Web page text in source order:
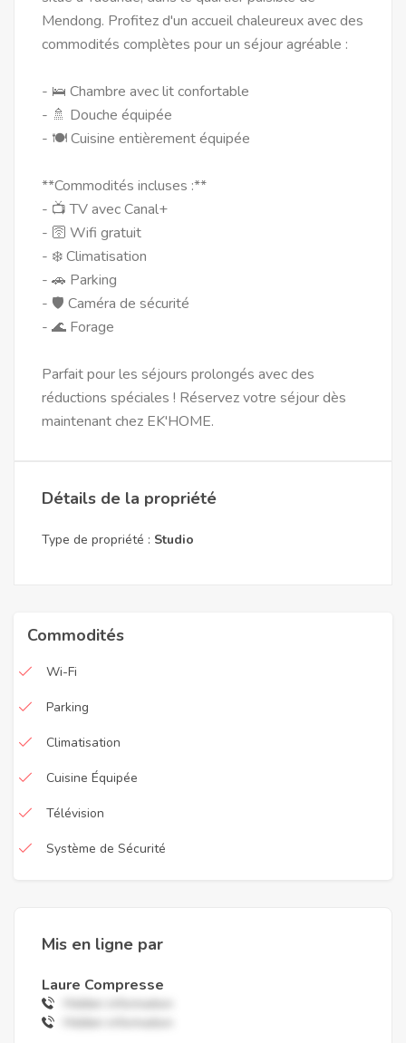
Mendong. Profitez d'un accueil chaleureux avec des
commodités complètes pour un séjour agréable :
- 🛌 Chambre avec lit confortable
- 🚿 Douche équipée
- 🍽️ Cuisine entièrement équipée
**Commodités incluses :**
- 📺 TV avec Canal+
- 🛜 Wifi gratuit
- ❄️ Climatisation
- 🚗 Parking
- 🛡️ Caméra de sécurité
- 🌊 Forage
Parfait pour les séjours prolongés avec des
réductions spéciales ! Réservez votre séjour dès
maintenant chez EK'HOME.
Détails de la propriété
Type de propriété : Studio
Commodités
Wi-Fi
Parking
Climatisation
Cuisine Équipée
Télévision
Système de Sécurité
Mis en ligne par
Laure Compresse
Hidden information
Hidden information